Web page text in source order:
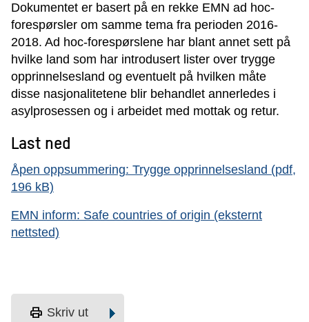
Dokumentet er basert på en rekke EMN ad hoc-
forespørsler om samme tema fra perioden 2016-
2018. Ad hoc-forespørslene har blant annet sett på
hvilke land som har introdusert lister over trygge
opprinnelsesland og eventuelt på hvilken måte
disse nasjonalitetene blir behandlet annerledes i
asylprosessen og i arbeidet med mottak og retur.
Last ned
Åpen oppsummering: Trygge opprinnelsesland (pdf,
196 kB)
EMN inform: Safe countries of origin (eksternt
nettsted)
print Skriv ut